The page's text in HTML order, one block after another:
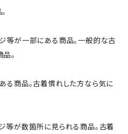
等が一部にある商品。一般的な古
。
る商品。古着慣れした方なら気に
等が数箇所に見られる商品。古着